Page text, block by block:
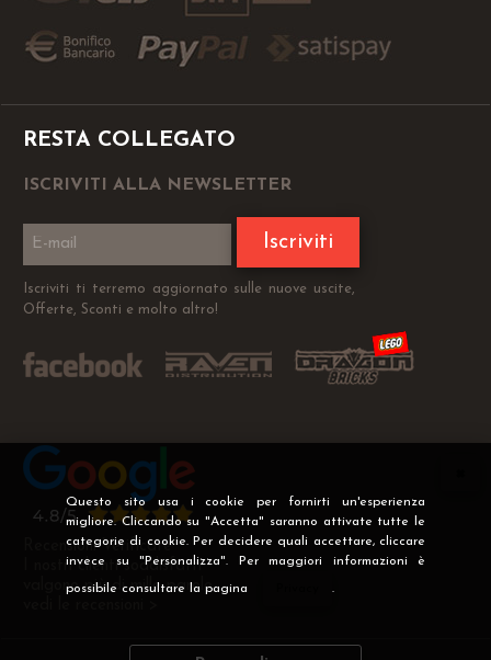
Questo sito usa i cookie per fornirti un'esperienza
migliore. Cliccando su "Accetta" saranno attivate tutte le
categorie di cookie. Per decidere quali accettare, cliccare
invece su "Personalizza". Per maggiori informazioni è
possibile consultare la pagina .
RESTA COLLEGATO
ISCRIVITI ALLA NEWSLETTER
Iscriviti
Iscriviti ti terremo aggiornato sulle nuove uscite,
Offerte, Sconti e molto altro!
Recensioni Verificate
I nostri clienti soddisfatti
valgono più di mille parole